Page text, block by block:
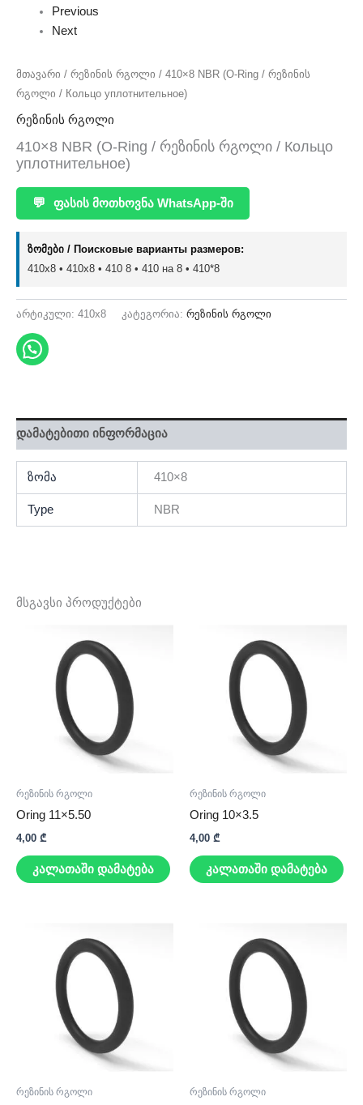
Previous
Next
მთავარი / რეზინის რგოლი / 410×8 NBR (O-Ring / რეზინის
რგოლი / Кольцо уплотнительное)
რეზინის რგოლი
410×8 NBR (O-Ring / რეზინის რგოლი / Кольцо
уплотнительное)
💬 ფასის მოთხოვნა WhatsApp-ში
ზომები / Поисковые варианты размеров:
410x8 • 410х8 • 410 8 • 410 на 8 • 410*8
არტიკული: 410x8 კატეგორია: რეზინის რგოლი
დამატებითი ინფორმაცია
ზომა 410×8
Type NBR
მსგავსი პროდუქტები
რეზინის რგოლი
Oring 11×5.50
4,00 ₾
კალათაში დამატება
რეზინის რგოლი
Oring 10×3.5
4,00 ₾
კალათაში დამატება
რეზინის რგოლი რეზინის რგოლი